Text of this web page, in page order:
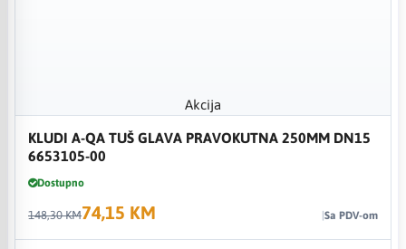
Akcija
KLUDI A-QA TUŠ GLAVA PRAVOKUTNA 250MM DN15
6653105-00
Dostupno
148,30 KM74,15 KM Sa PDV-om